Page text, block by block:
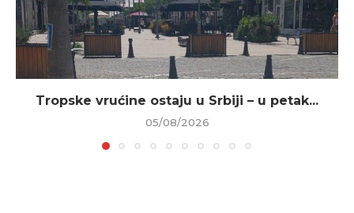
Tropske vrućine ostaju u Srbiji – u petak...
05/08/2026